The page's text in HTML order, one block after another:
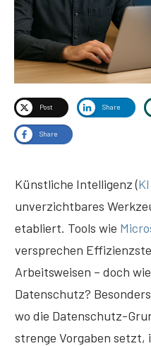
Post Share
Share
Künstliche Intelligenz (KI
unverzichtbares
etabliert. Tools wie
versprechen
Arbeitsweisen – doch
Datenschutz?
wo die Datenschutz-
strenge Vorgaben setzt,